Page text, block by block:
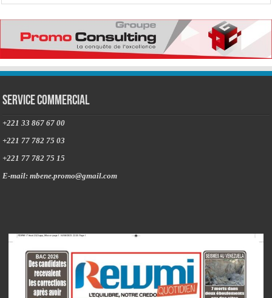
Service commercial
+221 33 867 67 00
+221 77 782 75 03
+221 77 782 75 15
E-mail: mbene.promo@gmail.com